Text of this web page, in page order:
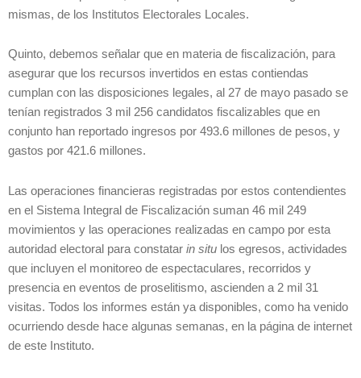
mismas, de los Institutos Electorales Locales.
Quinto, debemos señalar que en materia de fiscalización, para
asegurar que los recursos invertidos en estas contiendas
cumplan con las disposiciones legales, al 27 de mayo pasado se
tenían registrados 3 mil 256 candidatos fiscalizables que en
conjunto han reportado ingresos por 493.6 millones de pesos, y
gastos por 421.6 millones.
Las operaciones financieras registradas por estos contendientes
en el Sistema Integral de Fiscalización suman 46 mil 249
movimientos y las operaciones realizadas en campo por esta
autoridad electoral para constatar in situ los egresos, actividades
que incluyen el monitoreo de espectaculares, recorridos y
presencia en eventos de proselitismo, ascienden a 2 mil 31
visitas. Todos los informes están ya disponibles, como ha venido
ocurriendo desde hace algunas semanas, en la página de internet
de este Instituto.